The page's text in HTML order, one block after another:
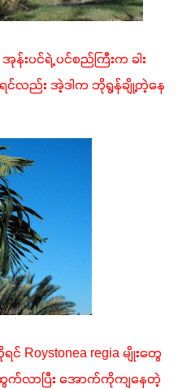
အုန်းပင်ရဲ့ ပင်စည်ကြီးက ခါး
င်လည်း အဲ့ဒါက ဘိုရွန်ချို့တဲ့နေ
Roystonea regia မျိုးတွေ
လာပြီး အောက်ကိုကျနေတဲ့